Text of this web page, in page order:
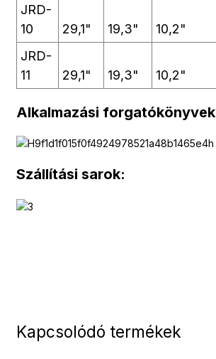
JRD-
10
29,1" 19,3" 10,2"
JRD-
11
29,1" 19,3" 10,2"
Alkalmazási forgatókönyvek
Szállítási sarok:
Kapcsolódó termékek